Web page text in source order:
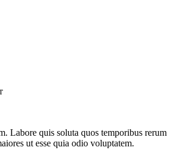
Labore quis soluta quos temporibus rerum
ut esse quia odio voluptatem.